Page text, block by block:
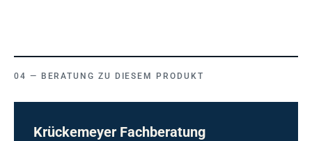
BERATUNG ZU DIESEM PRODUKT
Krückemeyer Fachberatung